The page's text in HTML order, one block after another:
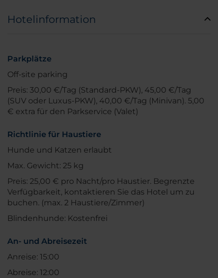
Hotelinformation
Parkplätze
Off-site parking
Preis: 30,00 €/Tag (Standard-PKW), 45,00 €/Tag
(SUV oder Luxus-PKW), 40,00 €/Tag (Minivan). 5,00
€ extra für den Parkservice (Valet)
Richtlinie für Haustiere
Hunde und Katzen erlaubt
Max. Gewicht: 25 kg
Preis: 25,00 € pro Nacht/pro Haustier. Begrenzte
Verfügbarkeit, kontaktieren Sie das Hotel um zu
buchen. (max. 2 Haustiere/Zimmer)
Blindenhunde: Kostenfrei
An- und Abreisezeit
Anreise: 15:00
Abreise: 12:00